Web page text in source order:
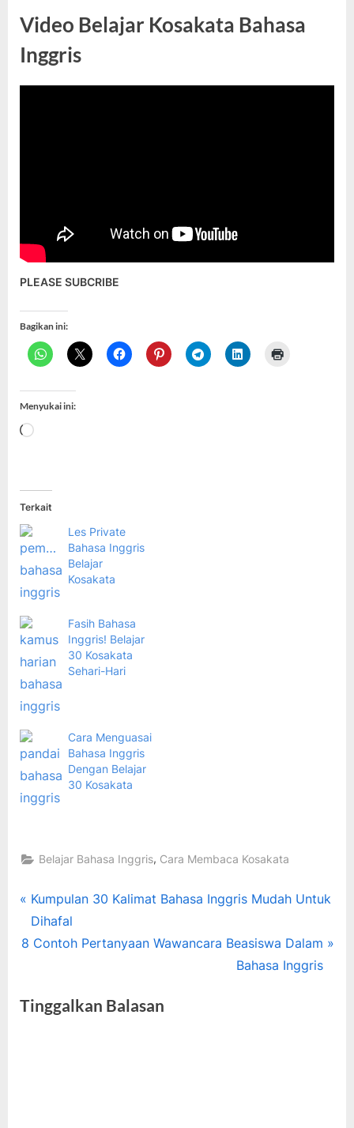
Video Belajar Kosakata Bahasa
Inggris
PLEASE SUBCRIBE
Bagikan ini:
Menyukai ini:
Memuat...
Terkait
Les Private
Bahasa Inggris
Belajar
Kosakata
Fasih Bahasa
Inggris! Belajar
30 Kosakata
Sehari-Hari
Cara Menguasai
Bahasa Inggris
Dengan Belajar
30 Kosakata
Belajar Bahasa Inggris, Cara Membaca Kosakata
Tags:
Bahasa
inggris
Navigasi
pos
P
r
e
o
Kumpulan 30 Kalimat Bahasa Inggris Mudah Untuk
Dihafal
N
t
8 Contoh Pertanyaan Wawancara Beasiswa Dalam
Bahasa Inggris
Tinggalkan Balasan